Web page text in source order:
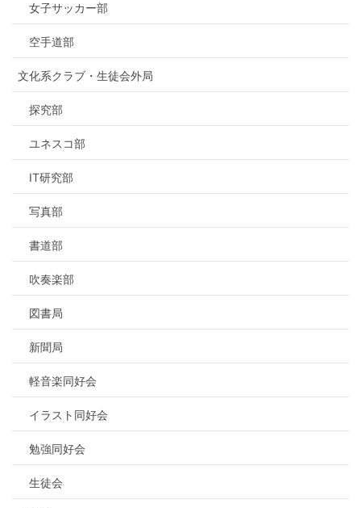
女子サッカー部
空手道部
文化系クラブ・生徒会外局
探究部
ユネスコ部
IT研究部
写真部
書道部
吹奏楽部
図書局
新聞局
軽音楽同好会
イラスト同好会
勉強同好会
生徒会